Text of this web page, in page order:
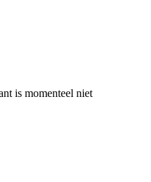
is momenteel niet